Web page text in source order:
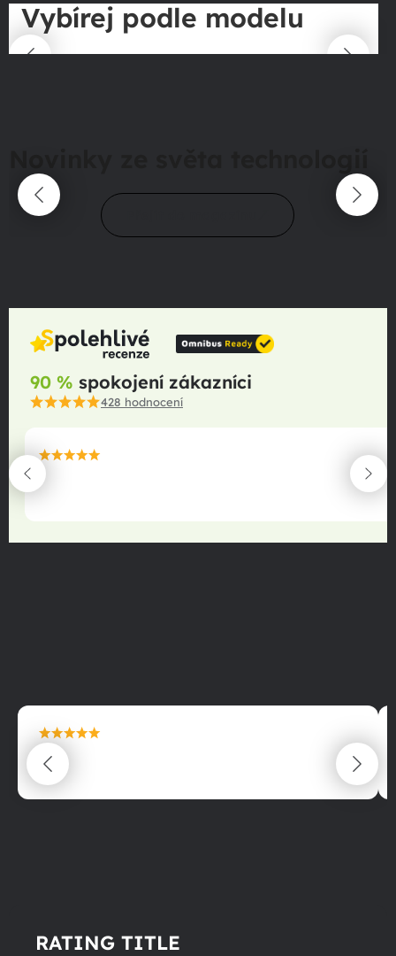
Vybírej podle modelu
90 % spokojení zákazníci
428 hodnocení
maximální spokojenost
22.06.2025
maximální spokojenost
22.06.2025
RATING TITLE